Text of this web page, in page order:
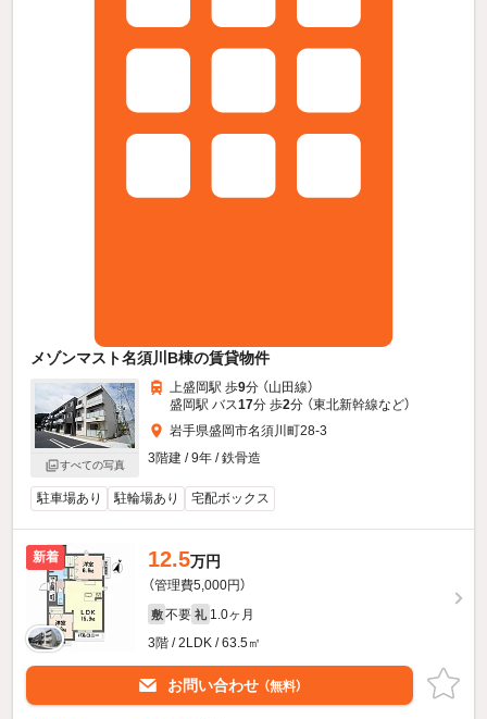
メゾンマスト名須川B棟の賃貸物件
すべての写真
上盛岡駅 歩9分 （山田線）
盛岡駅 バス17分 歩2分 （東北新幹線など）
岩手県盛岡市名須川町28-3
3階建 / 9年 / 鉄骨造
駐車場あり 駐輪場あり 宅配ボックス
新着 12.5万円
（管理費5,000円）
敷 不要 礼 1.0ヶ月
3階 / 2LDK / 63.5㎡
お問い合わせ （無料）